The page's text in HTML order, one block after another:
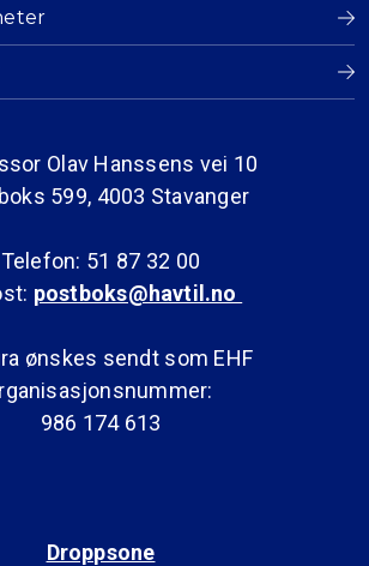
Olav Hanssens vei 10
599, 4003 Stavanger
Telefon: 51 87 32 00
postboks@havtil.no
ønskes sendt som EHF
986 174 613
Droppsone